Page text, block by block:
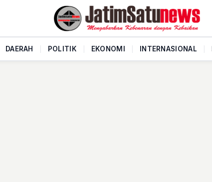
DAERAH POLITIK EKONOMI INTERNASIONAL